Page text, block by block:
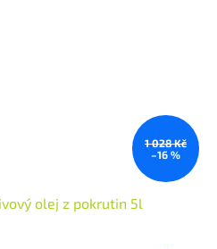
1 028 Kč
–16 %
olej z pokrutin 5l